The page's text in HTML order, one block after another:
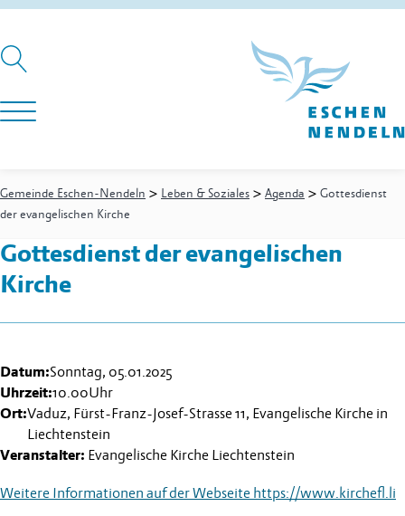
Gemeinde Eschen-Nendeln > Leben & Soziales > Agenda > Gottesdienst
der evangelischen Kirche
Gottesdienst der evangelischen
Kirche
Datum:Sonntag, 05.01.2025
Uhrzeit:10.00Uhr
Ort:Vaduz, Fürst-Franz-Josef-Strasse 11, Evangelische Kirche in
Liechtenstein
Veranstalter: Evangelische Kirche Liechtenstein
Weitere Informationen auf der Webseite https://www.kirchefl.li